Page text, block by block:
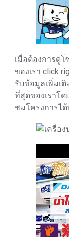
เมื่อต้องการดู
ของเรา click
รับข้อมูลเพิ่มเ
ที่สุดของเราโด
ชมโครงการได้